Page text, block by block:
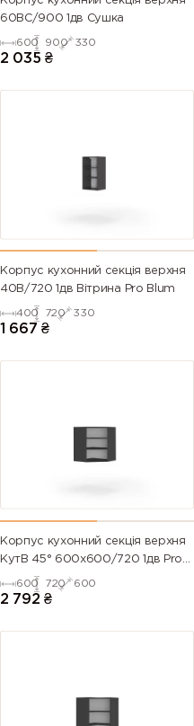
60ВС/900 1дв Сушка
600 900 330
2 035 ₴
Корпус кухонний секцiя верхня
40В/720 1дв Вітрина Pro Blum
400 720 330
1 667 ₴
Корпус кухонний секцiя верхня
КутВ 45° 600х600/720 1дв Pro
600 720 600
2 792 ₴